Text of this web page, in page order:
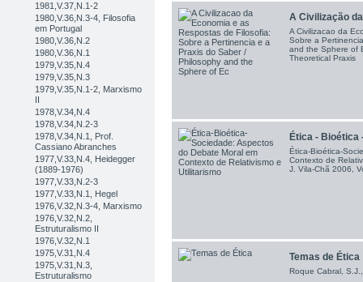
1981,V.37,N.1-2
1980,V.36,N.3-4, Filosofia
em Portugal
1980,V.36,N.2
1980,V.36,N.1
1979,V.35,N.4
1979,V.35,N.3
1979,V.35,N.1-2, Marxismo
II
1978,V.34,N.4
1978,V.34,N.2-3
1978,V.34,N.1, Prof.
Cassiano Abranches
1977,V.33,N.4, Heidegger
(1889-1976)
1977,V.33,N.2-3
1977,V.33,N.1, Hegel
1976,V.32,N.3-4, Marxismo
1976,V.32,N.2,
Estruturalismo II
1976,V.32,N.1
1975,V.31,N.4
1975,V.31,N.3,
Estruturalismo
A Civilização
A Civilizacao da
Sobre a
and the Sphere of
Theoretical Praxis
Ética - Bioética
Ética-Bioética-
Contexto de
J. Vila-Chã 2006,
Temas de Ética
Roque Cabral,